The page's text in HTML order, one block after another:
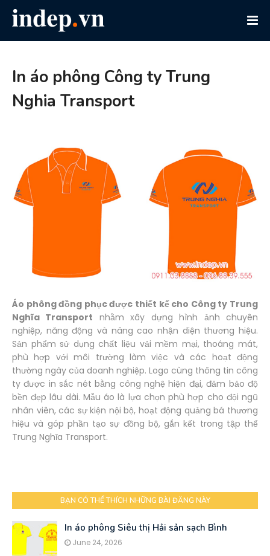
In áo phông Công ty Trung
Nghia Transport
Áo phông đồng phục được thiết kế cho Công ty Trung
Nghĩa Transport nhằm xây dựng hình ảnh chuyên
nghiệp, năng động và nâng cao nhận diện thương hiệu.
Sản phẩm sử dụng chất liệu vải mềm mại, thoáng mát,
phù hợp với môi trường làm việc và các hoạt động
thường ngày của doanh nghiệp. Logo cùng thông tin công
ty được in sắc nét bằng công nghệ hiện đại, đảm bảo độ
bền đẹp lâu dài. Mẫu áo là lựa chọn phù hợp cho đội ngũ
nhân viên, các sự kiện nội bộ, hoạt động quảng bá thương
hiệu và góp phần tạo sự đồng bộ, gắn kết trong tập thể
Trung Nghĩa Transport.
BẠN CÓ THỂ THÍCH NHỮNG BÀI ĐĂNG NÀY
In áo phông Siêu thị Hải sản sạch Bình
June 24, 2026